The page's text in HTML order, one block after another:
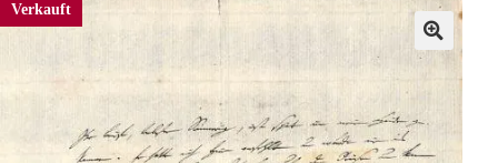
Verkauft